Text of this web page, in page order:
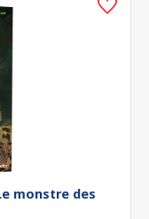
monstre des